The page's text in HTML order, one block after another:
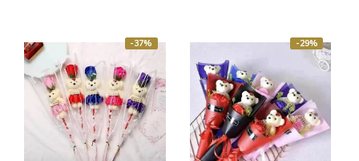
-37% -29%